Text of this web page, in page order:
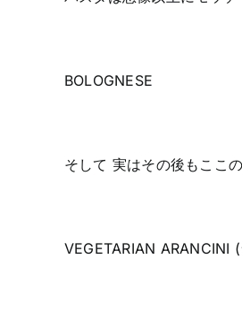
BOLOGNESE
そして 実はその後もここ
VEGETARIAN ARANCINI (